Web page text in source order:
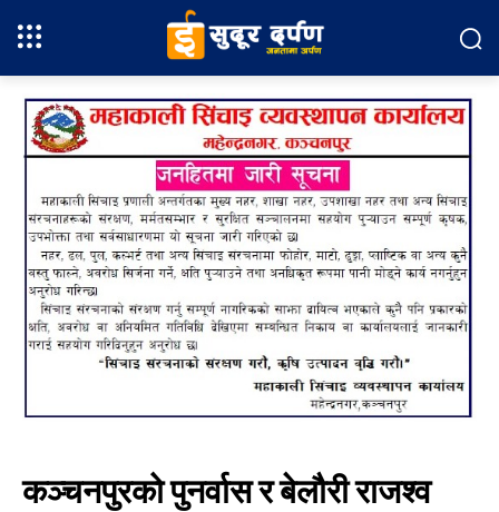
कञ्चनपुरको पुनर्वास र बेलौरी राजश्व